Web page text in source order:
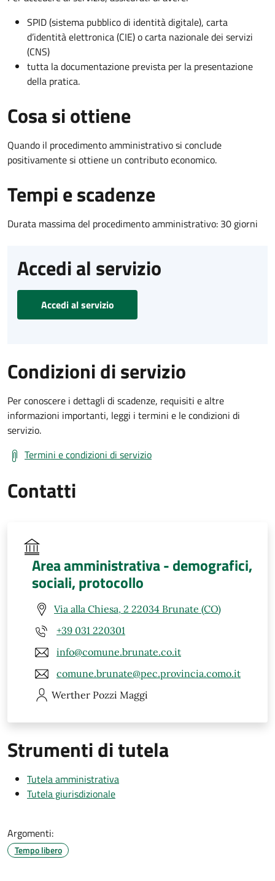
SPID (sistema pubblico di identità digitale), carta
d’identità elettronica (CIE) o carta nazionale dei servizi
(CNS)
tutta la documentazione prevista per la presentazione
della pratica.
Cosa si ottiene
Quando il procedimento amministrativo si conclude
positivamente si ottiene un contributo economico.
Tempi e scadenze
Durata massima del procedimento amministrativo: 30 giorni
Accedi al servizio
Accedi al servizio
Condizioni di servizio
Per conoscere i dettagli di scadenze, requisiti e altre
informazioni importanti, leggi i termini e le condizioni di
servizio.
Termini e condizioni di servizio
Contatti
Area amministrativa - demografici,
sociali, protocollo
Via alla Chiesa, 2 22034 Brunate (CO)
+39 031 220301
info@comune.brunate.co.it
comune.brunate@pec.provincia.como.it
Werther Pozzi Maggi
Strumenti di tutela
Tutela amministrativa
Tutela giurisdizionale
Argomenti:
Tempo libero